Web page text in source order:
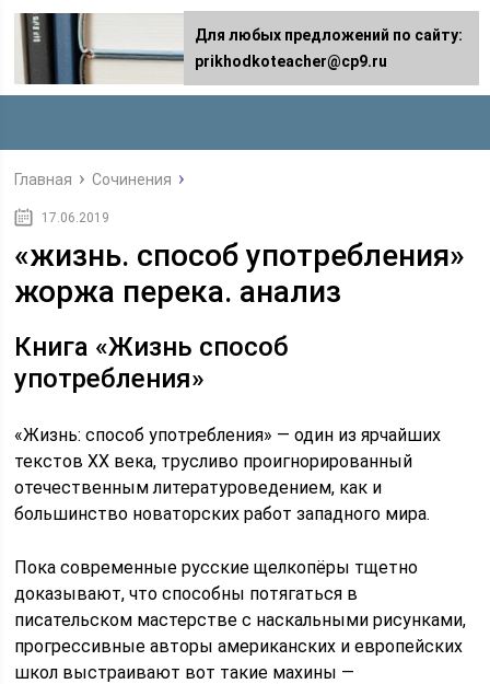
Главная Сочинения
17.06.2019
«жизнь. способ употребления»
жоржа перека. анализ
Книга «Жизнь способ
употребления»
«Жизнь: способ употребления» — один из ярчайших
текстов XX века, трусливо проигнорированный
отечественным литературоведением, как и
большинство новаторских работ западного мира.
Пока современные русские щелкопёры тщетно
доказывают, что способны потягаться в
писательском мастерстве с наскальными рисунками,
прогрессивные авторы американских и европейских
школ выстраивают вот такие махины —
Для любых предложений по сайту:
prikhodkoteacher@cp9.ru